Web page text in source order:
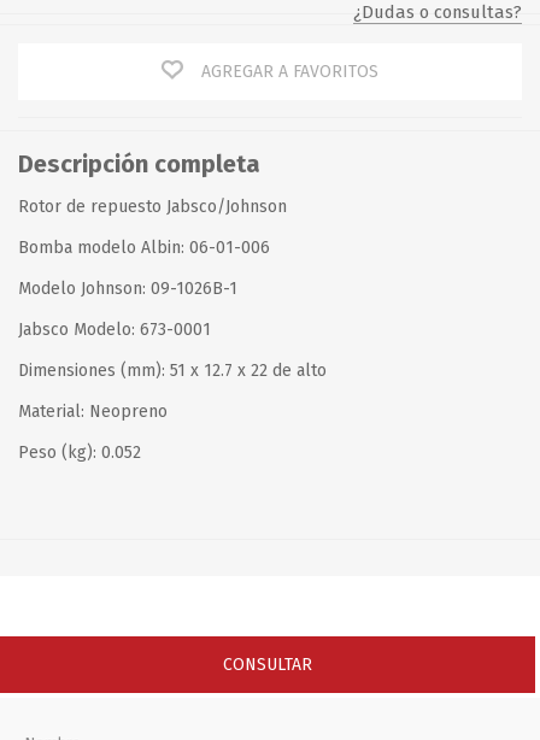
¿Dudas o consultas?
AGREGAR A FAVORITOS
Descripción completa
Rotor de repuesto Jabsco/Johnson
Bomba modelo Albin: 06-01-006
Modelo Johnson: 09-1026B-1
Jabsco Modelo: 673-0001
Dimensiones (mm): 51 x 12.7 x 22 de alto
Material: Neopreno
Peso (kg): 0.052
CONSULTAR